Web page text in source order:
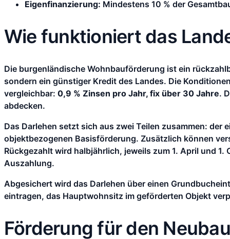
Eigenfinanzierung: Mindestens 10 % der
Wie funktioniert das
Die burgenländische Wohnbauförderung ist ein
sondern ein günstiger Kredit des Landes. Die
vergleichbar: 0,9 % Zinsen pro Jahr, fix über 30 Jahre.
abdecken.
Das Darlehen setzt sich aus zwei Teilen zusammen:
objektbezogenen Basisförderung. Zusätzlich können
Rückgezahlt wird halbjährlich, jeweils zum 1. April und
Auszahlung.
Abgesichert wird das Darlehen über einen
eintragen, das Hauptwohnsitz im geförderten Objekt
Förderung für den